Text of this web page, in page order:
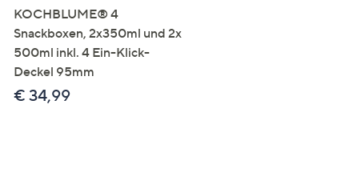
KOCHBLUME® 4
Snackboxen, 2x350ml und 2x
500ml inkl. 4 Ein-Klick-
Deckel 95mm
€ 34,99